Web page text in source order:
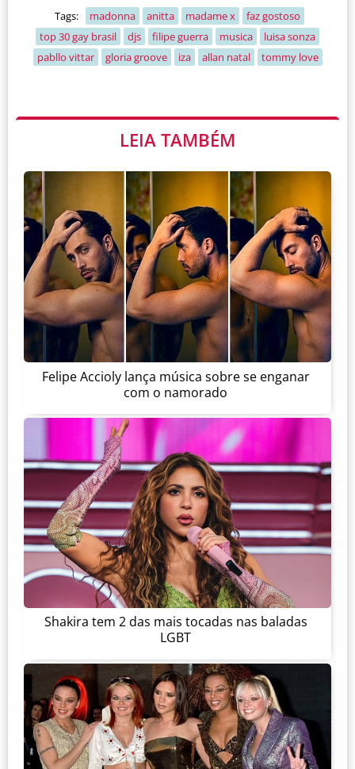
Tags: madonna anitta madame x
faz gostoso
top 30 gay brasil
djs filipe guerra musica
luisa sonza
pabllo vittar
gloria groove iza allan natal tommy love
LEIA TAMBÉM
Felipe Accioly lança música sobre se enganar
com o namorado
Shakira tem 2 das mais tocadas nas baladas
LGBT